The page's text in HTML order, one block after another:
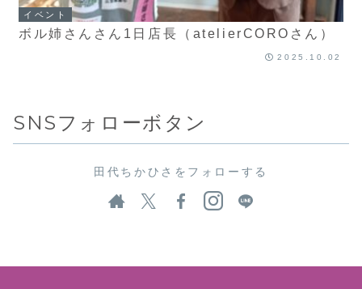
イベント
ボル姉さんさん1日店長（atelierCOROさん）
2025.10.02
SNSフォローボタン
田代ちかひさをフォローする